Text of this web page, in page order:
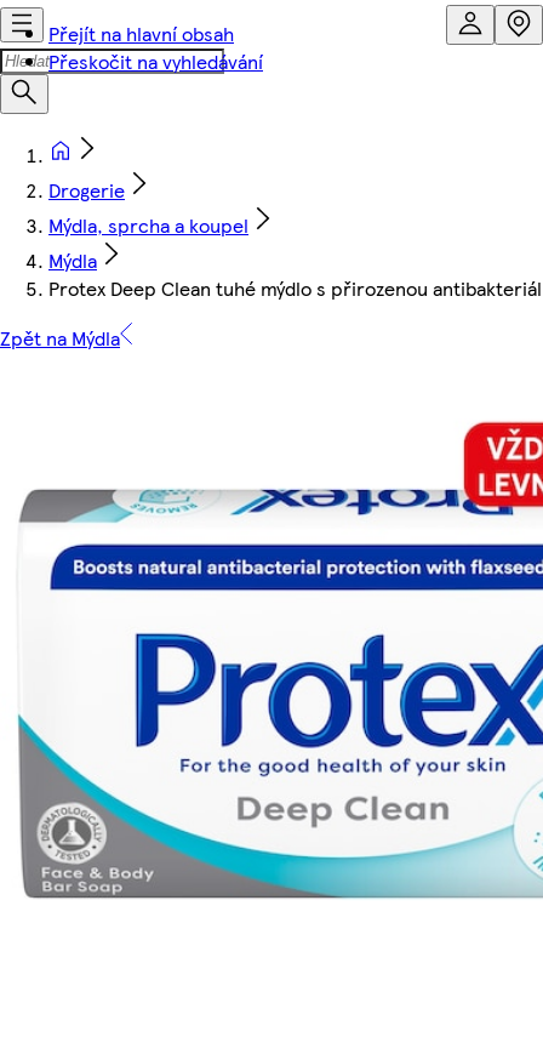
Přejít na hlavní obsah
Přeskočit na vyhledávání
Drogerie
Mýdla, sprcha a koupel
Mýdla
Protex Deep Clean tuhé mýdlo s přirozenou
Zpět na Mýdla